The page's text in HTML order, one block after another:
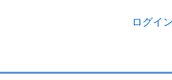
ログイ